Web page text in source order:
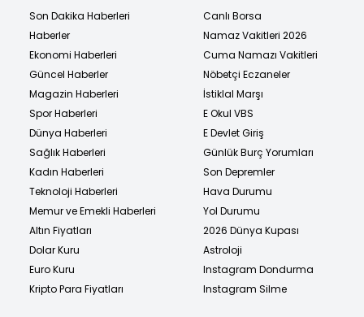
Son Dakika Haberleri
Haberler
Ekonomi Haberleri
Güncel Haberler
Magazin Haberleri
Spor Haberleri
Dünya Haberleri
Sağlık Haberleri
Kadın Haberleri
Teknoloji Haberleri
Memur ve Emekli Haberleri
Altın Fiyatları
Dolar Kuru
Euro Kuru
Kripto Para Fiyatları
Canlı Borsa
Namaz Vakitleri 2026
Cuma Namazı Vakitleri
Nöbetçi Eczaneler
İstiklal Marşı
E Okul VBS
E Devlet Giriş
Günlük Burç Yorumları
Son Depremler
Hava Durumu
Yol Durumu
2026 Dünya Kupası
Astroloji
Instagram Dondurma
Instagram Silme